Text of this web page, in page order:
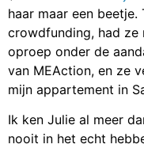
haar maar een
crowdfunding, had ze
oproep onder de
van MEAction, en ze
mijn appartement in
Ik ken Julie al meer
nooit in het echt